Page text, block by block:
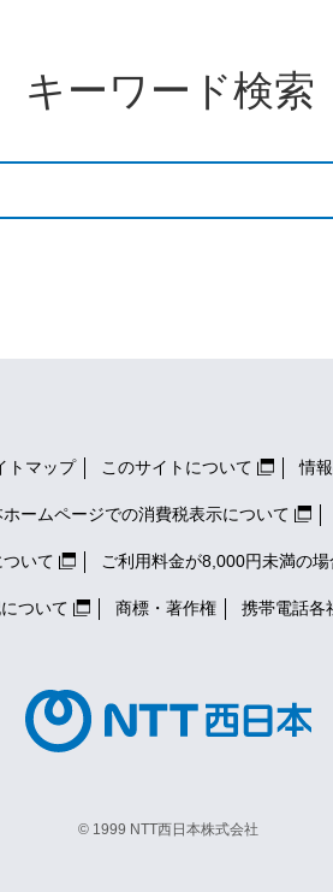
キーワード検索
トマップ このサイトについて 情
ホームページでの消費税表示について
いて ご利用料金が8,000円未満の
ついて 商標・著作権 携帯電話各
© 1999 NTT西日本株式会社